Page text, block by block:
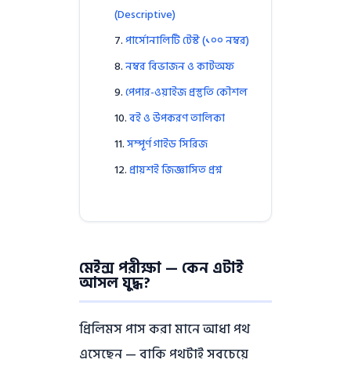
(Descriptive)
পার্সোনালিটি টেস্ট (১০০ নম্বর)
নম্বর বিভাজন ও কাটঅফ
পেপার-ওয়াইজ প্রস্তুতি কৌশল
বই ও উপকরণ তালিকা
সম্পূর্ণ গাইড সিরিজ
প্রায়শই জিজ্ঞাসিত প্রশ্ন
মেইন্স পরীক্ষা — কেন এটাই
আসল যুদ্ধ?
প্রিলিমস পাস করা মানে আধা পথ
এসেছেন — বাকি পথটাই সবচেয়ে